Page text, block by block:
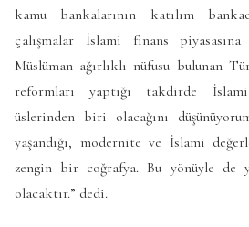
kamu bankalarının katılım
çalışmalar İslami finans piyasasına
Müslüman ağırlıklı nüfusu bulunan
reformları yaptığı takdirde İslami
üslerinden biri olacağını
yaşandığı, modernite ve İslami
zengin bir coğrafya. Bu yönüyle de
olacaktır.” dedi.